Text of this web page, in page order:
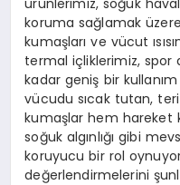
koruma sağlamak
kumaşları ve vücut
termal içliklerimiz, spor
kadar geniş bir kullanım
vücudu sıcak tutan,
kumaşlar hem hareket
soğuk algınlığı gibi
koruyucu bir rol
değerlendirmelerini